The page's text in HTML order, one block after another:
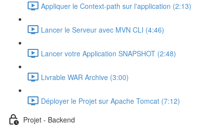
Appliquer le Context-path sur l'application (2:13)
Lancer le Serveur avec MVN CLI (4:46)
Lancer votre Application SNAPSHOT (2:48)
Livrable WAR Archive (3:00)
Déployer le Projet sur Apache Tomcat (7:12)
Projet - Backend